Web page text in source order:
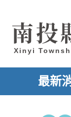
南投
Xinyi
最新